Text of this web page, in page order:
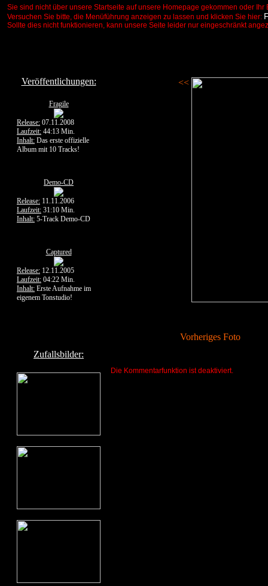
Sie sind nicht über unsere Startseite auf unsere Homepage gekommen oder
Versuchen Sie bitte, die Menüführung anzeigen zu lassen und klicken Sie hier:
Sollte dies nicht funktionieren, kann unsere Seite leider nur eingeschränkt
Veröffentlichungen:
Fragile
Release: 07.11.2008
Laufzeit: 44:13 Min.
Inhalt: Das erste offizielle
Album mit 10 Tracks!
Demo-CD
Release: 11.11.2006
Laufzeit: 31:10 Min.
Inhalt: 5-Track Demo-CD
Captured
Release: 12.11.2005
Laufzeit: 04:22 Min.
Inhalt: Erste Aufnahme im
eigenem Tonstudio!
Zufallsbilder:
<<
Vorheriges Foto
Die Kommentarfunktion ist deaktiviert.